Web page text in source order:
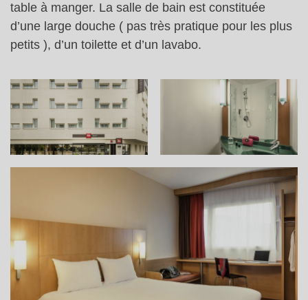
table à manger. La salle de bain est constituée
d’une large douche ( pas très pratique pour les plus
petits ), d’un toilette et d’un lavabo.